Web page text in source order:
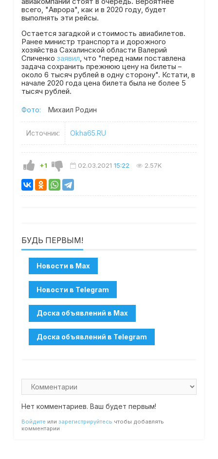
всего, "Аврора", как и в 2020 году, будет
выполнять эти рейсы.
Остается загадкой и стоимость авиабилетов.
Ранее министр транспорта и дорожного
хозяйства Сахалинской области Валерий
Спиченко заявил, что "перед нами поставлена
задача сохранить прежнюю цену на билеты –
около 6 тысяч рублей в одну сторону". Кстати, в
начале 2020 года цена билета была не более 5
тысяч рублей.
Фото: Михаил Родин
Источник: Okha65.RU
+1 02.03.2021 15:22 2.57K
БУДЬ ПЕРВЫМ!
Нет комментариев. Ваш будет первым!
Войдите или зарегистрируйтесь чтобы добавлять
комментарии